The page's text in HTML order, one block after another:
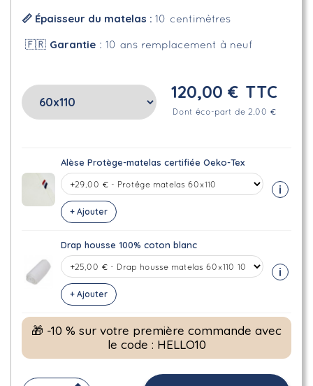
📏 Épaisseur du matelas : 10 centimètres
🇫🇷 Garantie : 10 ans remplacement à neuf
120,00 € TTC
Dont éco-part de 2.00 €
Alèse Protège-matelas certifiée Oeko-Tex
+ Ajouter
i
Drap housse 100% coton blanc
+ Ajouter
i
🎁 -10 % sur votre première commande avec
le code : HELLO10